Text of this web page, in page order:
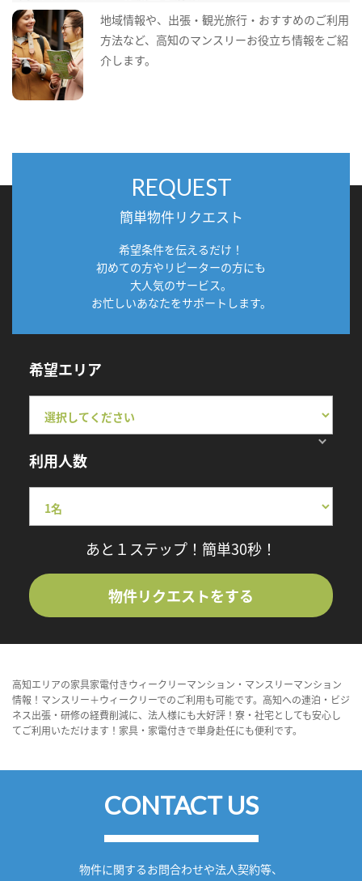
地域情報や、出張・観光旅行・おすすめのご利用
方法など、高知のマンスリーお役立ち情報をご紹
介します。
REQUEST
簡単物件リクエスト
希望条件を伝えるだけ！
初めての方やリピーターの方にも
大人気のサービス。
お忙しいあなたをサポートします。
希望エリア
利用人数
あと１ステップ！簡単30秒！
物件リクエストをする
高知エリアの家具家電付きウィークリーマンション・マンスリーマンション
情報！マンスリー＋ウィークリーでのご利用も可能です。高知への連泊・ビジ
ネス出張・研修の経費削減に、法人様にも大好評！寮・社宅としても安心し
てご利用いただけます！家具・家電付きで単身赴任にも便利です。
CONTACT US
物件に関するお問合わせや法人契約等、